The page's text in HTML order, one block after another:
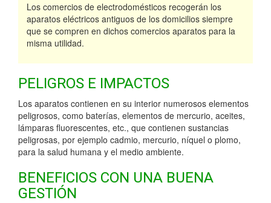
Los comercios de electrodomésticos recogerán los
aparatos eléctricos antiguos de los domicilios siempre
que se compren en dichos comercios aparatos para la
misma utilidad.
PELIGROS E IMPACTOS
Los aparatos contienen en su interior numerosos elementos
peligrosos, como baterías, elementos de mercurio, aceites,
lámparas fluorescentes, etc., que contienen sustancias
peligrosas, por ejemplo cadmio, mercurio, níquel o plomo,
para la salud humana y el medio ambiente.
BENEFICIOS CON UNA BUENA
GESTIÓN